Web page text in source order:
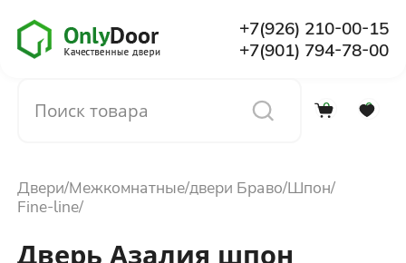
+7(926) 210-00-15
+7(901) 794-78-00
0 0
О компании
Двери Межкомнатные двери Браво Шпон
Fine-line
Дверь Азалия шпон